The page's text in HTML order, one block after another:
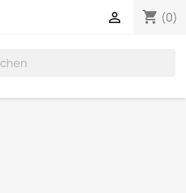
shopping_cart (0)
